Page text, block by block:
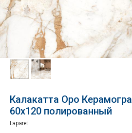
Калакатта Оро
60х120 полированный
Laparet